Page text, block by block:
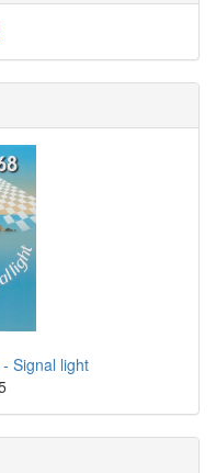
Signal light